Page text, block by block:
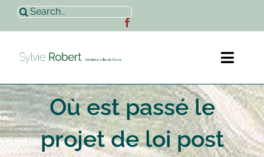
Passer
contenu
Rechercher:
Accueil
Sylvie Robert
Où est passé le
projet de loi post